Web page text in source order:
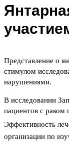
Представление о
стимулом
нарушениями.
В исследовании
пациентов с
Эффективность
организации по